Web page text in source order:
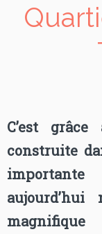
C’est
construite